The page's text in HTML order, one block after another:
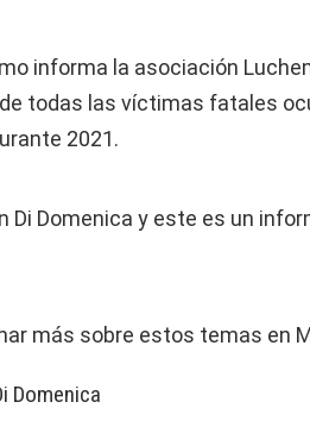
informa la asociación
todas las víctimas fatales
2021.
Di Domenica y este es un
más sobre estos temas en
Domenica